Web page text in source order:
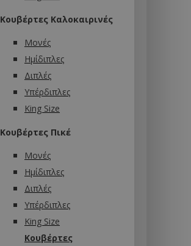
Κουβέρτες Καλοκαιρινές
Μονές
Ημίδιπλες
Διπλές
Υπέρδιπλες
King Size
Κουβέρτες Πικέ
Μονές
Ημίδιπλες
Διπλές
Υπέρδιπλες
King Size
Κουβέρτες